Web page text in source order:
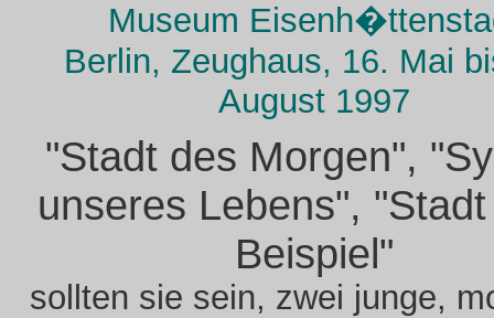
Museum
Berlin, Zeughaus, 16. Mai
August 1997
"Stadt des Morgen",
unseres Lebens",
Beispiel"
sollten sie sein, zwei junge,